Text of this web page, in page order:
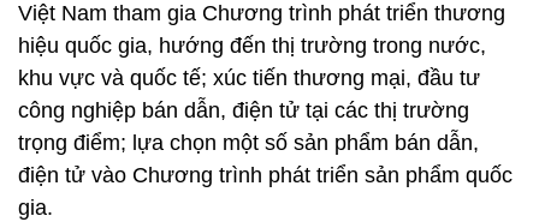
Việt Nam tham gia Chương trình phát triển thương
hiệu quốc gia, hướng đến thị trường trong nước,
khu vực và quốc tế; xúc tiến thương mại, đầu tư
công nghiệp bán dẫn, điện tử tại các thị trường
trọng điểm; lựa chọn một số sản phẩm bán dẫn,
điện tử vào Chương trình phát triển sản phẩm quốc
gia.